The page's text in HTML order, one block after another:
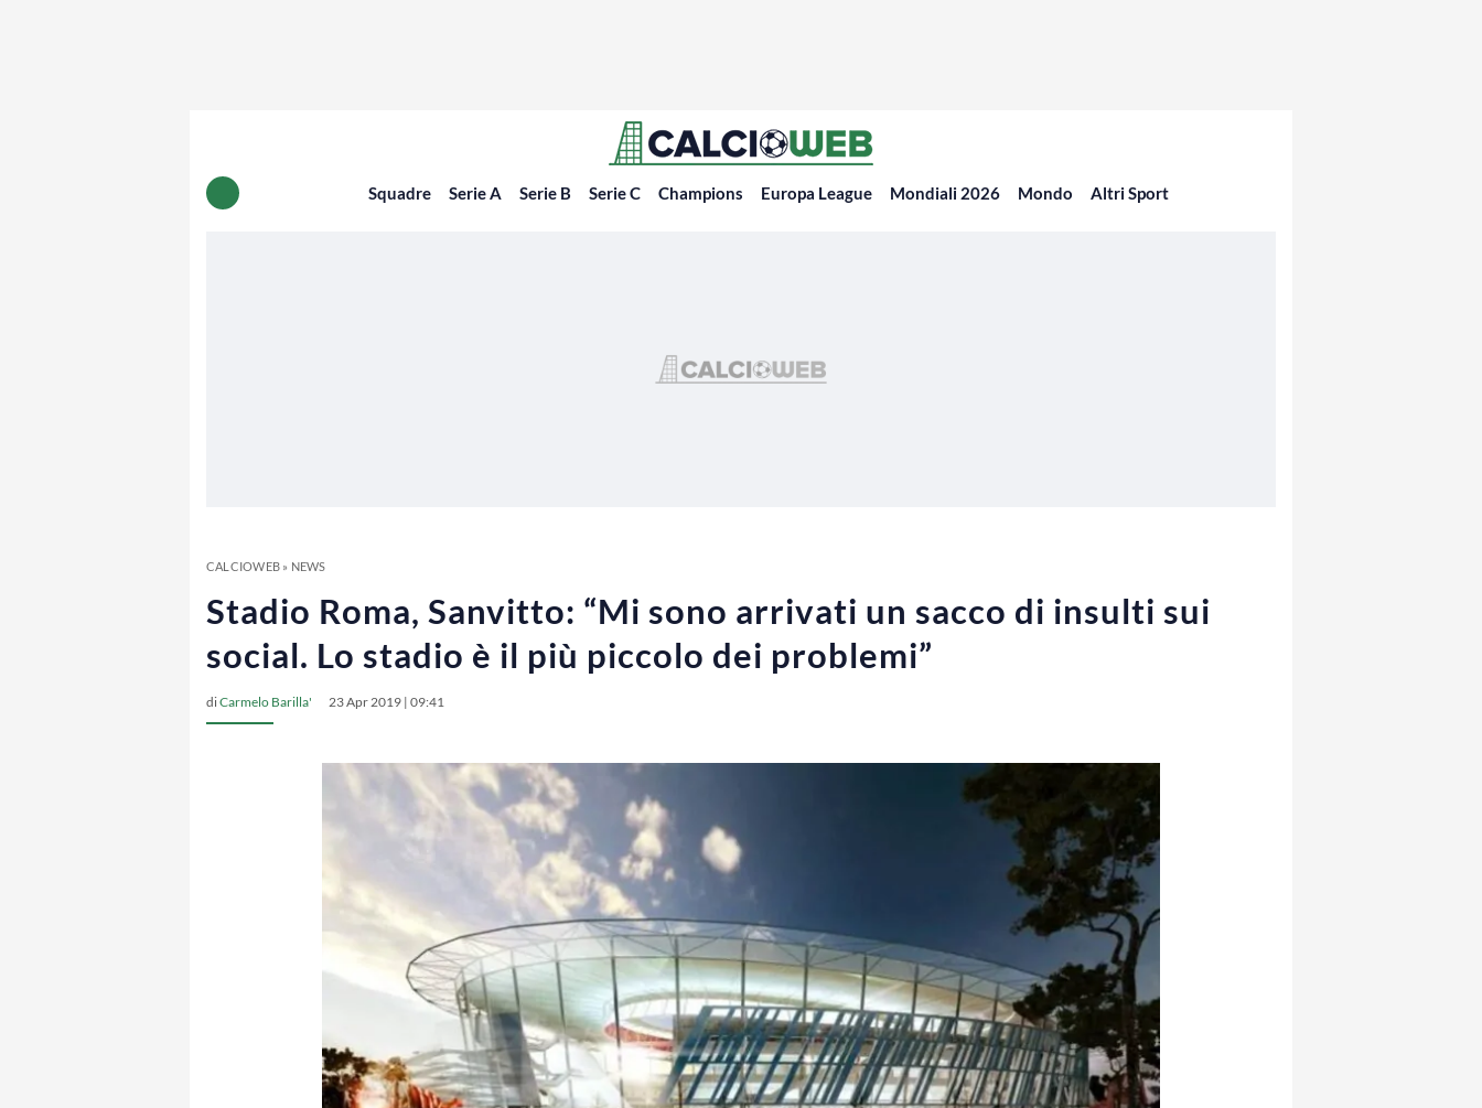
Squadre Serie A Serie B Serie C Champions Europa League Mondiali 2026 Mondo Altri Sport
CALCIOWEB» NEWS
Stadio Roma, Sanvitto: “Mi sono arrivati un sacco di insulti sui
social. Lo stadio è il più piccolo dei problemi”
diCarmelo Barilla' 23 Apr 2019 | 09:41